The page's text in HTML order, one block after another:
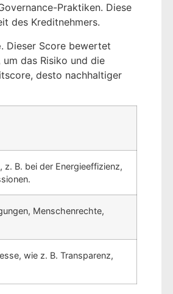
Praktiken. Diese
des Kreditnehmers.
. Dieser Score bewertet
das Risiko und die
desto nachhaltiger
B. bei der Energieeffizienz,
Menschenrechte,
wie z. B. Transparenz,